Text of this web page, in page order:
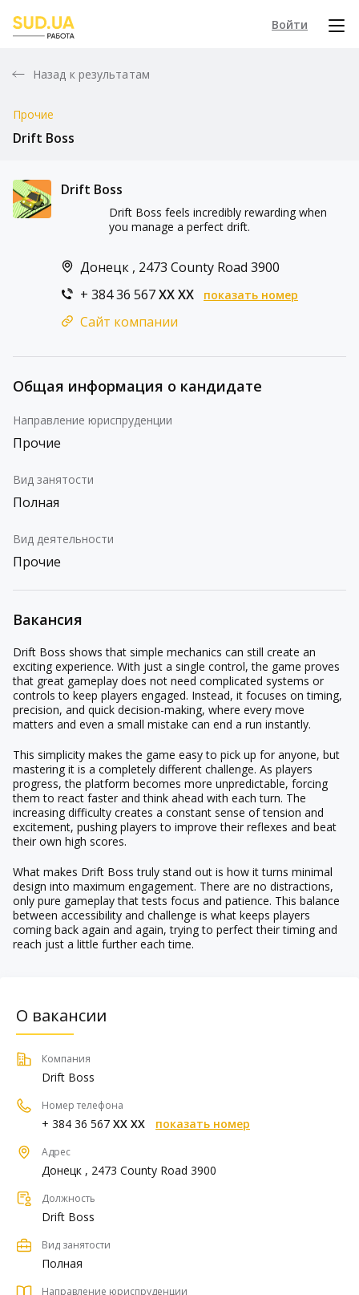
Войти
Назад к результатам
Прочие
Drift Boss
Drift Boss
Drift Boss feels incredibly rewarding when
you manage a perfect drift.
Донецк , 2473 County Road 3900
+ 384 36 567XX XX показать номер
Сайт компании
Общая информация о кандидате
Направление юриспруденции
Прочие
Вид занятости
Полная
Вид деятельности
Прочие
Вакансия
Drift Boss shows that simple mechanics can still create an
exciting experience. With just a single control, the game proves
that great gameplay does not need complicated systems or
controls to keep players engaged. Instead, it focuses on timing,
precision, and quick decision-making, where every move
matters and even a small mistake can end a run instantly.
This simplicity makes the game easy to pick up for anyone, but
mastering it is a completely different challenge. As players
progress, the platform becomes more unpredictable, forcing
them to react faster and think ahead with each turn. The
increasing difficulty creates a constant sense of tension and
excitement, pushing players to improve their reflexes and beat
their own high scores.
What makes Drift Boss truly stand out is how it turns minimal
design into maximum engagement. There are no distractions,
only pure gameplay that tests focus and patience. This balance
between accessibility and challenge is what keeps players
coming back again and again, trying to perfect their timing and
reach just a little further each time.
О вакансии
Компания
Drift Boss
Номер телефона
+ 384 36 567 XX XX показать номер
Адрес
Донецк , 2473 County Road 3900
Должность
Drift Boss
Вид занятости
Полная
Направление юриспруденции